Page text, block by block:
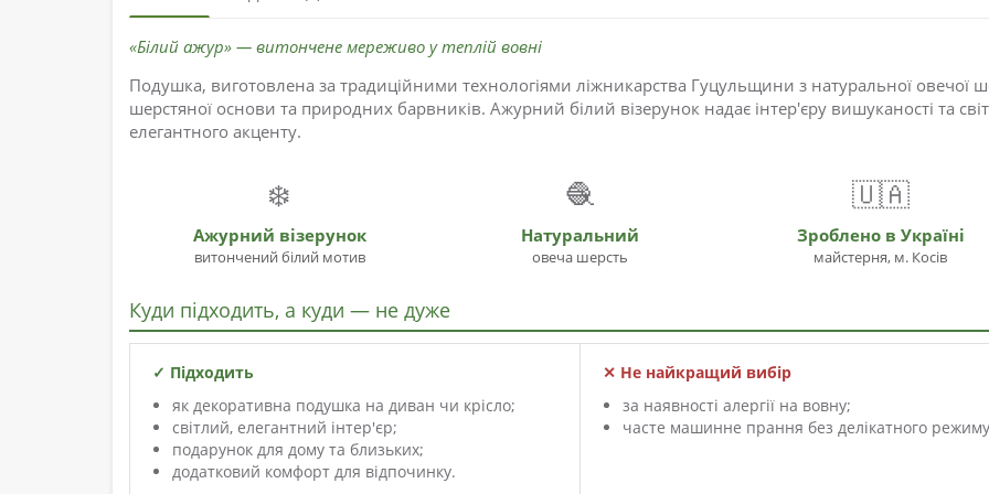
«Білий ажур» — витончене мереживо у теплій вовні
Подушка, виготовлена за традиційними технологіями ліжникарства Гуцульщини з натуральної овечої
шерстяної основи та природних барвників. Ажурний білий візерунок надає інтер'єру вишуканості та
елегантного акценту.
❄️
Ажурний візерунок
витончений білий мотив
🧶
Натуральний
овеча шерсть
🇺🇦
Зроблено в Україні
майстерня, м. Косів
Куди підходить, а куди — не дуже
✓ Підходить
як декоративна подушка на диван чи крісло;
світлий, елегантний інтер'єр;
подарунок для дому та близьких;
додатковий комфорт для відпочинку.
✕ Не найкращий вибір
за наявності алергії на вовну;
часте машинне прання без делікатного